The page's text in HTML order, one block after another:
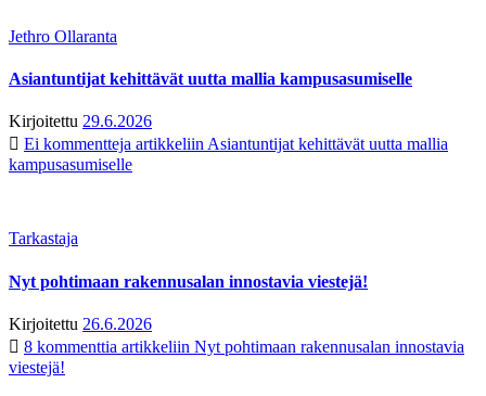
Jethro Ollaranta
Asiantuntijat kehittävät uutta mallia kampusasumiselle
Kirjoitettu 29.6.2026
Ei kommentteja artikkeliin Asiantuntijat kehittävät uutta mallia
kampusasumiselle
Tarkastaja
Nyt pohtimaan rakennusalan innostavia viestejä!
Kirjoitettu 26.6.2026
8 kommenttia artikkeliin Nyt pohtimaan rakennusalan innostavia
viestejä!